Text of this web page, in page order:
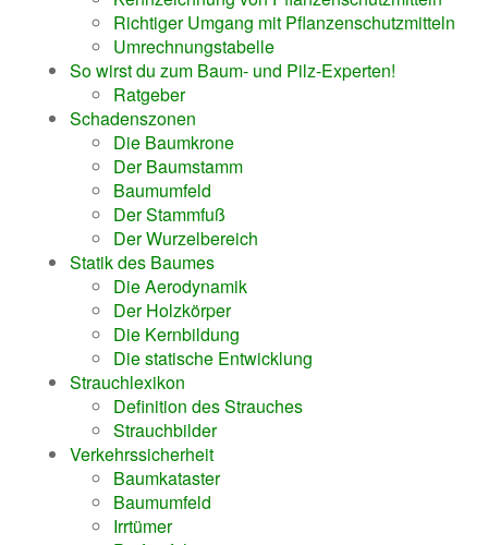
Richtiger Umgang mit Pflanzenschutzmitteln
Umrechnungstabelle
So wirst du zum Baum- und Pilz-Experten!
Ratgeber
Schadenszonen
Die Baumkrone
Der Baumstamm
Baumumfeld
Der Stammfuß
Der Wurzelbereich
Statik des Baumes
Die Aerodynamik
Der Holzkörper
Die Kernbildung
Die statische Entwicklung
Strauchlexikon
Definition des Strauches
Strauchbilder
Verkehrssicherheit
Baumkataster
Baumumfeld
Irrtümer